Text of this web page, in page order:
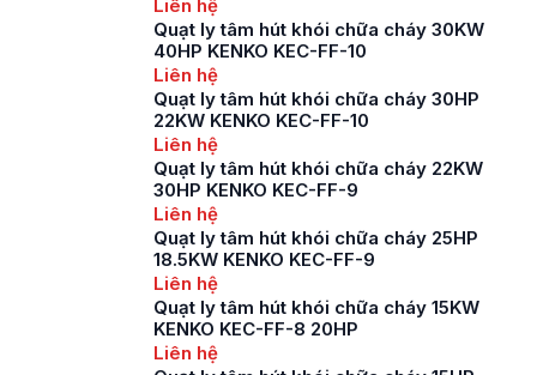
Liên hệ
Quạt ly tâm hút khói chữa cháy 30KW
40HP KENKO KEC-FF-10
Liên hệ
Quạt ly tâm hút khói chữa cháy 30HP
22KW KENKO KEC-FF-10
Liên hệ
Quạt ly tâm hút khói chữa cháy 22KW
30HP KENKO KEC-FF-9
Liên hệ
Quạt ly tâm hút khói chữa cháy 25HP
18.5KW KENKO KEC-FF-9
Liên hệ
Quạt ly tâm hút khói chữa cháy 15KW
KENKO KEC-FF-8 20HP
Liên hệ